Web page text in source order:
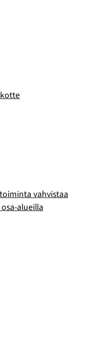
vahvistaa
alueilla